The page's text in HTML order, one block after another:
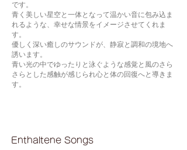
です。
青く美しい星空と一体となって温かい音に包み込ま
れるような、幸せな情景をイメージさせてくれま
す。
優しく深い癒しのサウンドが、静寂と調和の境地へ
誘います。
青い光の中でゆったりと泳ぐような感覚と風のさら
さらとした感触が感じられ心と体の回復へと導きま
す。
Enthaltene Songs